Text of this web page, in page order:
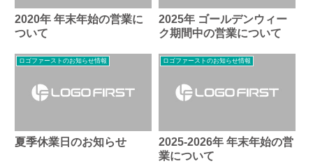
2020年 年末年始の営業に
ついて
2025年 ゴールデンウィー
ク期間中の営業について
ロゴファーストのお知らせ情報
夏季休業日のお知らせ
ロゴファーストのお知らせ情報
2025-2026年 年末年始の営
業について